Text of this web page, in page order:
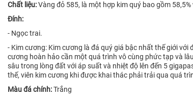
Chất liệu:Vàng đỏ 585, là một hợp kim quý bao gồm
Đính:
- Ngọc trai.
- Kim cương: Kim cương là đá quý giá bậc nhất thế giới
cương hoàn hảo cần một quá trình vô cùng phức tạp và
sâu trong lòng đất với áp suất và nhiệt độ lên đến 5
thế, viên kim cương khi được khai thác phải trải qua quá
Màu đá chính:Trắng